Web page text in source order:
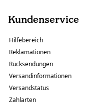
Kundenservice
Hilfebereich
Reklamationen
Rücksendungen
Versandinformationen
Versandstatus
Zahlarten